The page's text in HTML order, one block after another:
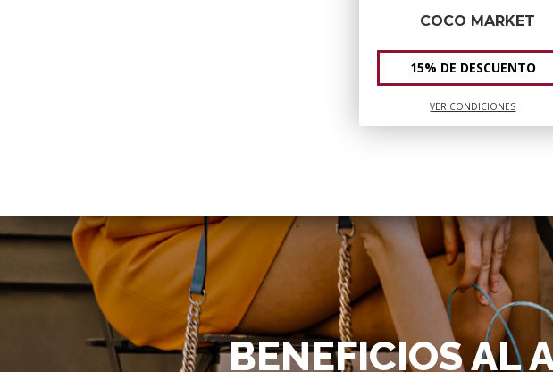
COCO MARKET
15% DE DESCUENTO
VER CONDICIONES
BENEFICIOS AL